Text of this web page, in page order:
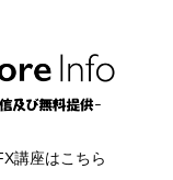
講座はこちら